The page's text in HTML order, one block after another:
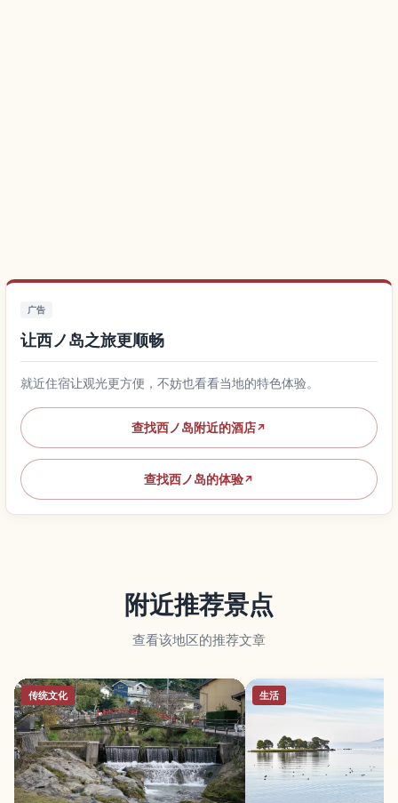
广告
让西ノ岛之旅更顺畅
就近住宿让观光更方便，不妨也看看当地的特色体验。
查找西ノ岛附近的酒店↗
查找西ノ岛的体验↗
附近推荐景点
查看该地区的推荐文章
传统文化 生活